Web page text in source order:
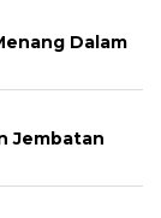
Dalam
Jembatan